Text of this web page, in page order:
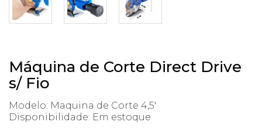
Máquina de Corte Direct Drive
s/ Fio
Modelo: Maquina de Corte 4,5'
Disponibilidade: Em estoque